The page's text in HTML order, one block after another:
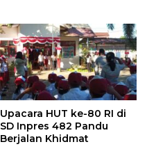
Upacara HUT ke-80 RI di
SD Inpres 482 Pandu
Berjalan Khidmat